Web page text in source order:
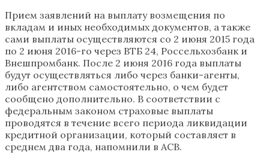
Прием заявлений на выплату возмещения по
вкладам и иных необходимых документов, а также
сами выплаты осуществляются со 2 июня 2015 года
по 2 июня 2016-го через ВТБ 24, Россельхозбанк и
Внешпромбанк. После 2 июня 2016 года выплаты
будут осуществляться либо через банки-агенты,
либо агентством самостоятельно, о чем будет
сообщено дополнительно. В соответствии с
федеральным законом страховые выплаты
проводятся в течение всего периода ликвидации
кредитной организации, который составляет в
среднем два года, напомнили в АСВ.